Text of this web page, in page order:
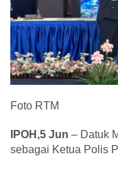
Foto RTM
IPOH,5 Jun – Datuk
sebagai Ketua Polis